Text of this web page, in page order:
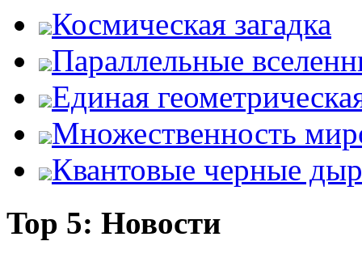
Космическая загадка
Параллельные
Единая
Множественность
Квантовые черные
Top 5: Новости